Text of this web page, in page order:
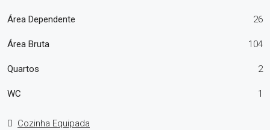
Área Dependente 26
Área Bruta 104
Quartos 2
WC 1
Cozinha Equipada